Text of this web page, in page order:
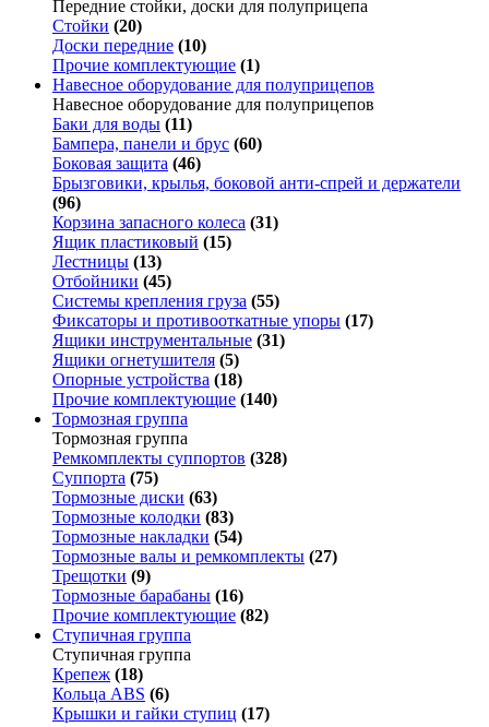
Передние стойки, доски для полуприцепа
Стойки (20)
Доски передние (10)
Прочие комплектующие (1)
Навесное оборудование для полуприцепов
Навесное оборудование для полуприцепов
Баки для воды (11)
Бампера, панели и брус (60)
Боковая защита (46)
Брызговики, крылья, боковой анти-спрей и держатели
(96)
Корзина запасного колеса (31)
Ящик пластиковый (15)
Лестницы (13)
Отбойники (45)
Системы крепления груза (55)
Фиксаторы и противооткатные упоры (17)
Ящики инструментальные (31)
Ящики огнетушителя (5)
Опорные устройства (18)
Прочие комплектующие (140)
Тормозная группа
Тормозная группа
Ремкомплекты суппортов (328)
Суппорта (75)
Тормозные диски (63)
Тормозные колодки (83)
Тормозные накладки (54)
Тормозные валы и ремкомплекты (27)
Трещотки (9)
Тормозные барабаны (16)
Прочие комплектующие (82)
Ступичная группа
Ступичная группа
Крепеж (18)
Кольца ABS (6)
Крышки и гайки ступиц (17)